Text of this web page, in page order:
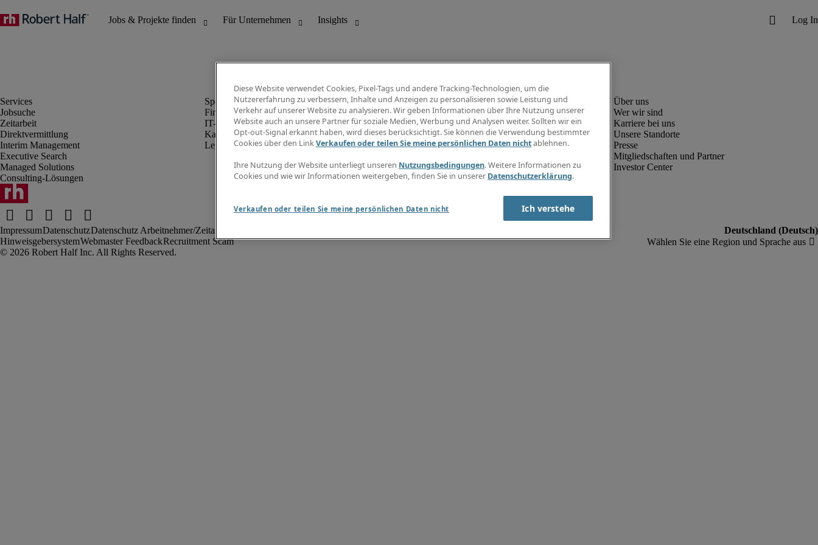
Jobsuche
Zeitarbeit
Direktvermittlung
Interim Management
Executive Search
Managed Solutions
Consulting-Lösungen
Finanz- & Rechnungswesen
IT-Bereich
Kaufmännischer Bereich
Legal
Info Center
Jobübersicht
Gehaltsübersicht
E-Learning
Wer wir sind
Karriere bei uns
Unsere Standorte
Presse
Mitgliedschaften und Partner
Investor Center
ImpressumDatenschutzDatenschutz Arbeitnehmer/Zeitarbeitskräfte
HinweisgebersystemWebmaster FeedbackRecruitment Scam
Diese Website verwendet Cookies, Pixel-Tags und andere Tracking-Technologien, um die
Nutzererfahrung zu verbessern, Inhalte und Anzeigen zu personalisieren sowie Leistung und
Verkehr auf unserer Website zu analysieren. Wir geben Informationen über Ihre Nutzung unserer
Website auch an unsere Partner für soziale Medien, Werbung und Analysen weiter. Sollten wir ein
Opt-out-Signal erkannt haben, wird dieses berücksichtigt. Sie können die Verwendung bestimmter
Cookies über den LinkVerkaufen oder teilen Sie meine persönlichen Daten nichtablehnen.
Ihre Nutzung der Website unterliegt unseren Nutzungsbedingungen. Weitere Informationen zu
Cookies und wie wir Informationen weitergeben, finden Sie in unserer Datenschutzerklärung.
Verkaufen oder teilen Sie meine persönlichen Daten nicht Ich verstehe